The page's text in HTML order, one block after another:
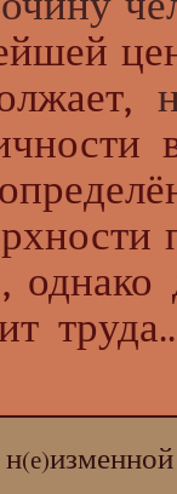
(е)